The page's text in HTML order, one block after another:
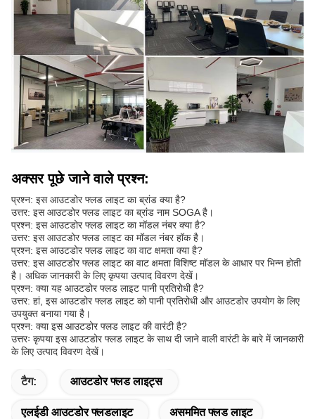
अक्सर पूछे जाने वाले प्रश्न:
प्रश्न: इस आउटडोर फ्लड लाइट का ब्रांड क्या है?
उत्तर: इस आउटडोर फ्लड लाइट का ब्रांड नाम SOGA है।
प्रश्न: इस आउटडोर फ्लड लाइट का मॉडल नंबर क्या है?
उत्तर: इस आउटडोर फ्लड लाइट का मॉडल नंबर हॉक है।
प्रश्न: इस आउटडोर फ्लड लाइट का वाट क्षमता क्या है?
उत्तर: इस आउटडोर फ्लड लाइट का वाट क्षमता विशिष्ट मॉडल के आधार पर भिन्न होती
है। अधिक जानकारी के लिए कृपया उत्पाद विवरण देखें।
प्रश्न: क्या यह आउटडोर फ्लड लाइट पानी प्रतिरोधी है?
उत्तर: हां, इस आउटडोर फ्लड लाइट को पानी प्रतिरोधी और आउटडोर उपयोग के लिए
उपयुक्त बनाया गया है।
प्रश्न: क्या इस आउटडोर फ्लड लाइट की वारंटी है?
उत्तरः कृपया इस आउटडोर फ्लड लाइट के साथ दी जाने वाली वारंटी के बारे में जानकारी
के लिए उत्पाद विवरण देखें।
टैग: आउटडोर फ्लड लाइट्स
एलईडी आउटडोर फ्लडलाइट असममित फ्लड लाइट